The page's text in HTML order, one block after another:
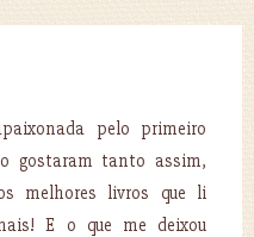
pelo primeiro
gostaram tanto assim,
melhores livros que li
E o que me deixou